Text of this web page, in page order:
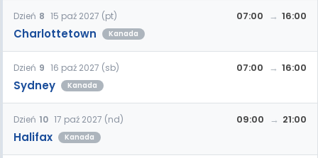
Dzień 8 15 paź 2027 (pt)
Charlottetown Kanada
07:00 16:00
Dzień 9 16 paź 2027 (sb)
Sydney Kanada
07:00 16:00
Dzień 10 17 paź 2027 (nd)
Halifax Kanada
09:00 21:00